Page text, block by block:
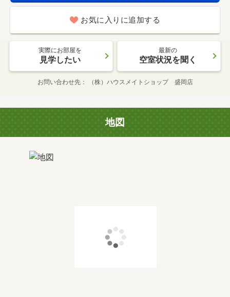
お気に入りに追加する
実際にお部屋を
見学したい
最新の
空室状況を聞く
お問い合わせ先 （株）ハウスメイトショップ 盛岡店
地図